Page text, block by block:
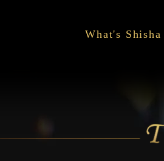
What's Shisha